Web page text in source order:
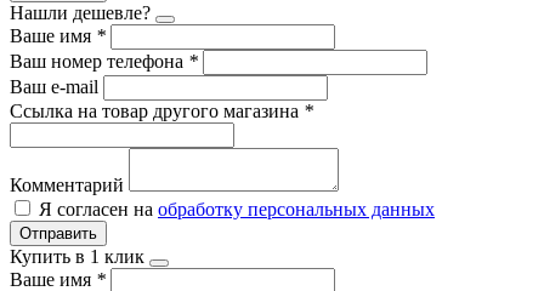
Нашли дешевле?
Ваше имя *
Ваш номер телефона *
Ваш e-mail
Ссылка на товар другого магазина *
Комментарий
Я согласен на обработку персональных данных
Отправить
Купить в 1 клик
Ваше имя *